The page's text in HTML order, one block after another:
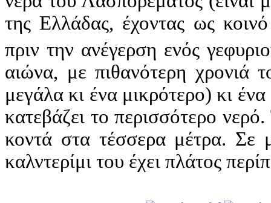
της Ελλάδας, έχοντας ως
πριν την ανέγερση ενός
αιώνα, με πιθανότερη χρονιά
μεγάλα κι ένα μικρότερο) κι
κατεβάζει το περισσότερο
κοντά στα τέσσερα μέτρα. Σε
καλντερίμι του έχει πλάτος